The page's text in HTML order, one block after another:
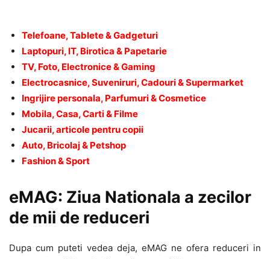
Telefoane, Tablete & Gadgeturi
Laptopuri, IT, Birotica & Papetarie
TV, Foto, Electronice & Gaming
Electrocasnice, Suveniruri, Cadouri & Supermarket
Ingrijire personala, Parfumuri & Cosmetice
Mobila, Casa, Carti & Filme
Jucarii, articole pentru copii
Auto, Bricolaj & Petshop
Fashion & Sport
eMAG: Ziua Nationala a zecilor
de mii de reduceri
Dupa cum puteti vedea deja, eMAG ne ofera reduceri in